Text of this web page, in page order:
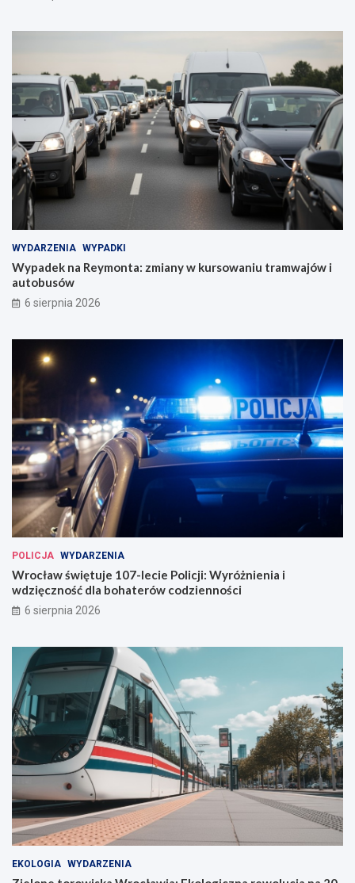
WYDARZENIA WYPADKI
Wypadek na Reymonta: zmiany w kursowaniu tramwajów i
autobusów
6 sierpnia 2026
POLICJA WYDARZENIA
Wrocław świętuje 107-lecie Policji: Wyróżnienia i
wdzięczność dla bohaterów codzienności
6 sierpnia 2026
EKOLOGIA WYDARZENIA